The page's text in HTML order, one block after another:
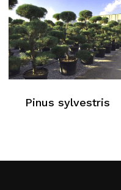
Pinus sylvestris